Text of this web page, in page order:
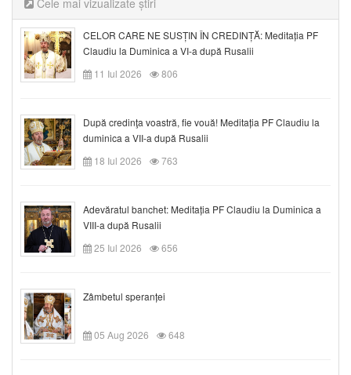
CELOR CARE NE SUSȚIN ÎN CREDINȚĂ: Meditația PF
Claudiu la Duminica a VI-a după Rusalii
11 Iul 2026
806
După credinţa voastră, fie vouă! Meditația PF Claudiu la
duminica a VII-a după Rusalii
18 Iul 2026
763
Adevăratul banchet: Meditația PF Claudiu la Duminica a
VIII-a după Rusalii
25 Iul 2026
656
Zâmbetul speranței
05 Aug 2026 648